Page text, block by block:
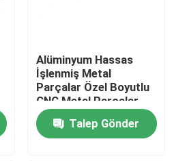
Alüminyum Hassas
İşlenmiş Metal
Parçalar Özel Boyutlu
CNC Metal Parçalar
Talep Gönder